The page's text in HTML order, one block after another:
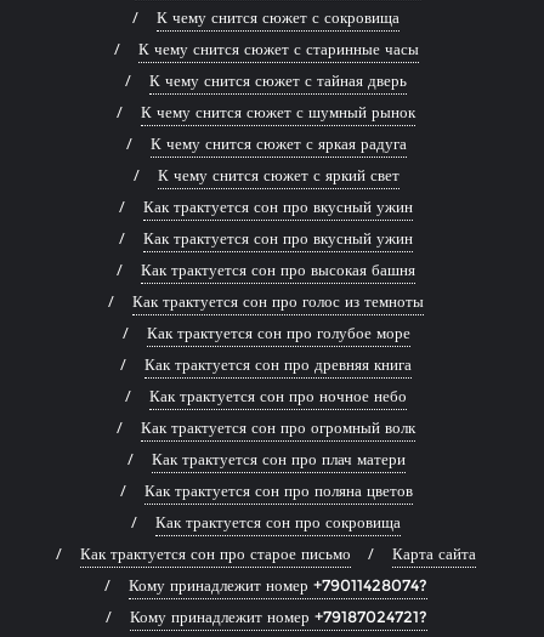
К чему снится сюжет с сокровища
К чему снится сюжет с старинные часы
К чему снится сюжет с тайная дверь
К чему снится сюжет с шумный рынок
К чему снится сюжет с яркая радуга
К чему снится сюжет с яркий свет
Как трактуется сон про вкусный ужин
Как трактуется сон про вкусный ужин
Как трактуется сон про высокая башня
Как трактуется сон про голос из темноты
Как трактуется сон про голубое море
Как трактуется сон про древняя книга
Как трактуется сон про ночное небо
Как трактуется сон про огромный волк
Как трактуется сон про плач матери
Как трактуется сон про поляна цветов
Как трактуется сон про сокровища
Как трактуется сон про старое письмо
Карта сайта
Кому принадлежит номер +79011428074?
Кому принадлежит номер +79187024721?